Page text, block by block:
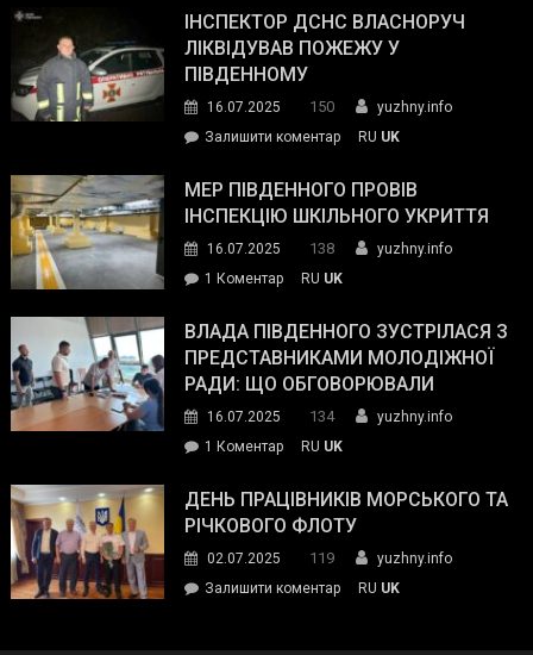
провів
нараду
силових
та
органів:
«Наш
спільний
окупанти.
Маємо
діяти
команда
ІНСПЕКТОР ДСНС ВЛАСНОРУЧ
ЛІКВІДУВАВ ПОЖЕЖУ У
ПІВДЕННОМУ
16.07.2025 150
yuzhny.info
Залишити коментарon
ДСНС
власноруч
пожежу
у
RU UK
МЕР ПІВДЕННОГО ПРОВІВ
ІНСПЕКЦІЮ ШКІЛЬНОГО УКРИТТЯ
16.07.2025 138
yuzhny.info
1 Коментардо
Південного
провів
інспекцію
укриття
RU UK
ВЛАДА ПІВДЕННОГО ЗУСТРІЛАСЯ З
ПРЕДСТАВНИКАМИ МОЛОДІЖНОЇ
РАДИ: ЩО ОБГОВОРЮВАЛИ
16.07.2025 134
yuzhny.info
1 Коментардо
Південного
зустрілася
представниками
молодіжної
RU UK
ДЕНЬ ПРАЦІВНИКІВ МОРСЬКОГО ТА
РІЧКОВОГО ФЛОТУ
02.07.2025 119
yuzhny.info
Залишити коментарon
RU UK